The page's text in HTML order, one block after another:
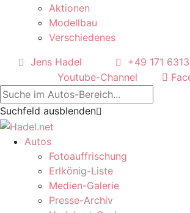
Aktionen
Modellbau
Verschiedenes
Jens Hadel
+49 171
Youtube-Channel
Suchfeld ausblenden
Autos
Fotoauffrischung
Erlkönig-Liste
Medien-Galerie
Presse-Archiv